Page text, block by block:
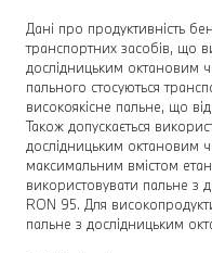
Дані про продуктивність
транспортних засобів, що
дослідницьким октановим
пального стосуються
високоякісне пальне, що
Також допускається
дослідницьким октановим
максимальним вмістом
використовувати пальне з
RON 95. Для
пальне з дослідницьким